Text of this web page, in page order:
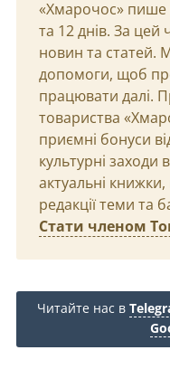
«Хмарочос» пише
та 12 днів. За цей
новин та статей.
допомоги, щоб
працювати далі.
товариства
приємні бонуси
культурні заходи
актуальні
редакції теми та
Стати членом
Читайте нас в